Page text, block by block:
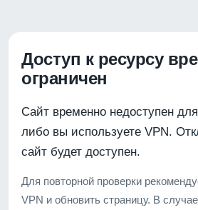
Доступ к ресурсу
ограничен
Сайт временно недоступен
либо вы используете VPN.
сайт будет доступен.
Для повторной проверки
VPN и обновить страницу. В